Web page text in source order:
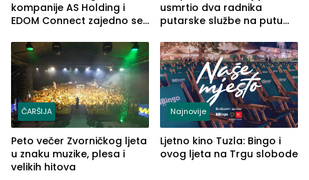
kompanije AS Holding i
EDOM Connect zajedno se
usmrtio dva radnika
putarske službe na putu
(FOTO)
ČARŠIJA
Peto večer Zvorničkog ljeta
u znaku muzike, plesa i
velikih hitova
Najnovije
Ljetno kino Tuzla: Bingo i
ovog ljeta na Trgu slobode